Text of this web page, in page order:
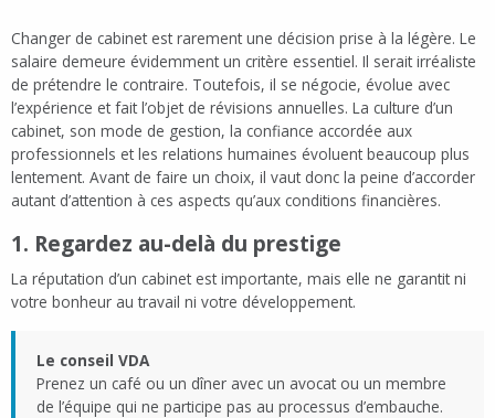
Changer de cabinet est rarement une décision prise à la légère. Le
salaire demeure évidemment un critère essentiel. Il serait irréaliste
de prétendre le contraire. Toutefois, il se négocie, évolue avec
l’expérience et fait l’objet de révisions annuelles. La culture d’un
cabinet, son mode de gestion, la confiance accordée aux
professionnels et les relations humaines évoluent beaucoup plus
lentement. Avant de faire un choix, il vaut donc la peine d’accorder
autant d’attention à ces aspects qu’aux conditions financières.
1. Regardez au-delà du prestige
La réputation d’un cabinet est importante, mais elle ne garantit ni
votre bonheur au travail ni votre développement.
Le conseil VDA
Prenez un café ou un dîner avec un avocat ou un membre
de l’équipe qui ne participe pas au processus d’embauche.